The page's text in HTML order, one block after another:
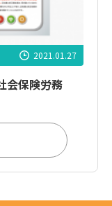
2021.01.27
会保険労務